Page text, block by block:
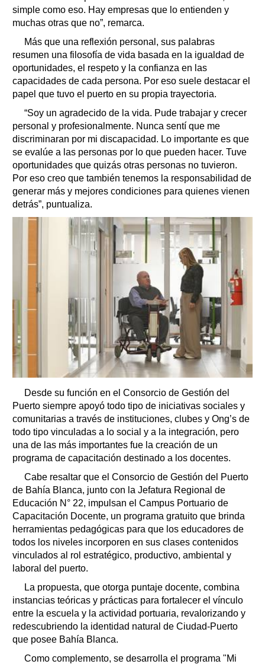
simple como eso. Hay empresas que lo entienden y
muchas otras que no”, remarca.
Más que una reflexión personal, sus palabras
resumen una filosofía de vida basada en la igualdad de
oportunidades, el respeto y la confianza en las
capacidades de cada persona. Por eso suele destacar el
papel que tuvo el puerto en su propia trayectoria.
“Soy un agradecido de la vida. Pude trabajar y crecer
personal y profesionalmente. Nunca sentí que me
discriminaran por mi discapacidad. Lo importante es que
se evalúe a las personas por lo que pueden hacer. Tuve
oportunidades que quizás otras personas no tuvieron.
Por eso creo que también tenemos la responsabilidad de
generar más y mejores condiciones para quienes vienen
detrás”, puntualiza.
Desde su función en el Consorcio de Gestión del
Puerto siempre apoyó todo tipo de iniciativas sociales y
comunitarias a través de instituciones, clubes y Ong’s de
todo tipo vinculadas a lo social y a la integración, pero
una de las más importantes fue la creación de un
programa de capacitación destinado a los docentes.
Cabe resaltar que el Consorcio de Gestión del Puerto
de Bahía Blanca, junto con la Jefatura Regional de
Educación N° 22, impulsan el Campus Portuario de
Capacitación Docente, un programa gratuito que brinda
herramientas pedagógicas para que los educadores de
todos los niveles incorporen en sus clases contenidos
vinculados al rol estratégico, productivo, ambiental y
laboral del puerto.
La propuesta, que otorga puntaje docente, combina
instancias teóricas y prácticas para fortalecer el vínculo
entre la escuela y la actividad portuaria, revalorizando y
redescubriendo la identidad natural de Ciudad-Puerto
que posee Bahía Blanca.
Como complemento, se desarrolla el programa "Mi